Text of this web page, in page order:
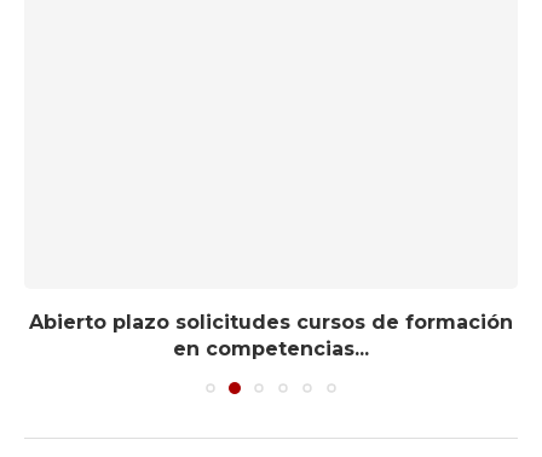
Abierto plazo solicitudes cursos de formación
en competencias...